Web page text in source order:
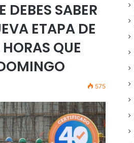
DEBES SABER
ETAPA DE
QUE
575